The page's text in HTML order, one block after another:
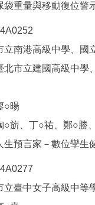
袋重量與移動復位警
立南港高級中學、國
北市立建國高級中學
○暘
○旂、丁○祐、鄭○勝
生預言家－數位孿生
立臺中女子高級中等